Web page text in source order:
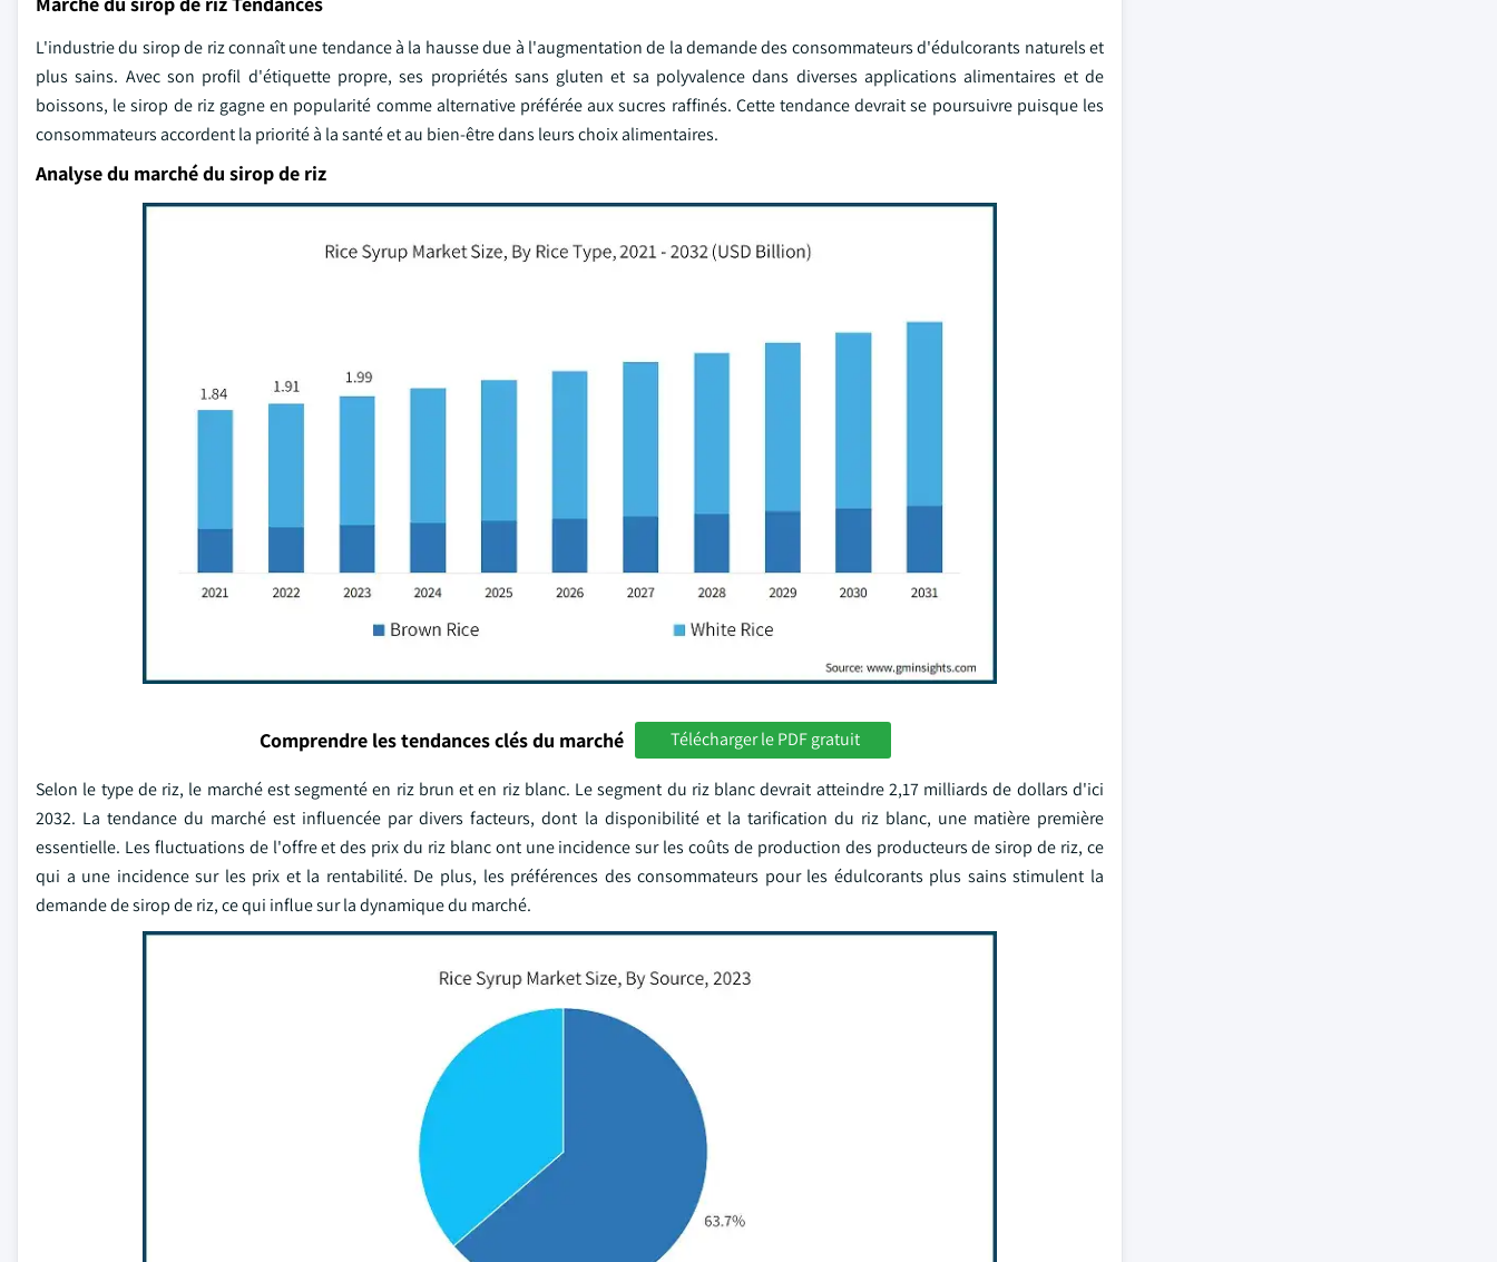
L'industrie du sirop de riz connaît une tendance à la hausse due à l'augmentation de la demande des consommateurs d'édulcorants naturels et
plus sains. Avec son profil d'étiquette propre, ses propriétés sans gluten et sa polyvalence dans diverses applications alimentaires et de
boissons, le sirop de riz gagne en popularité comme alternative préférée aux sucres raffinés. Cette tendance devrait se poursuivre puisque les
consommateurs accordent la priorité à la santé et au bien-être dans leurs choix alimentaires.
Analyse du marché du sirop de riz
Comprendre les tendances clés du marché Télécharger le PDF gratuit
Selon le type de riz, le marché est segmenté en riz brun et en riz blanc. Le segment du riz blanc devrait atteindre 2,17 milliards de dollars d'ici
2032. La tendance du marché est influencée par divers facteurs, dont la disponibilité et la tarification du riz blanc, une matière première
essentielle. Les fluctuations de l'offre et des prix du riz blanc ont une incidence sur les coûts de production des producteurs de sirop de riz, ce
qui a une incidence sur les prix et la rentabilité. De plus, les préférences des consommateurs pour les édulcorants plus sains stimulent la
demande de sirop de riz, ce qui influe sur la dynamique du marché.